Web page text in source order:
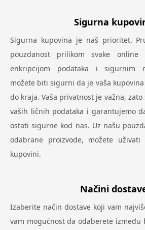
Sigurna
Sigurna kupovina je naš prioritet.
pouzdanost prilikom svake online
enkripcijom podataka i sigurnim
možete biti sigurni da je vaša
do kraja. Vaša privatnost je važna,
vaših ličnih podataka i garantujemo
ostati sigurne kod nas. Uz našu
odabrane proizvode, možete
kupovini.
Načini
Izaberite način dostave koji vam
vam mogućnost da odaberete između